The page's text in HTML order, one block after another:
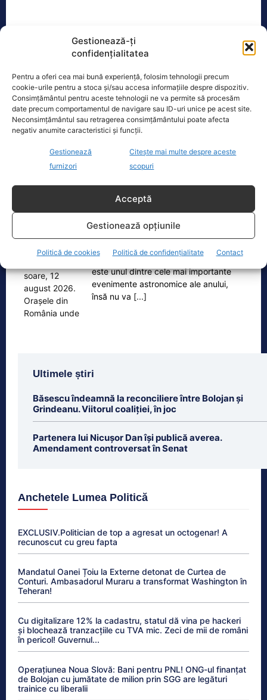
Gestionează-ți
confidențialitatea
Pentru a oferi cea mai bună experiență, folosim tehnologii precum
cookie-urile pentru a stoca și/sau accesa informațiile despre dispozitiv.
Consimțământul pentru aceste tehnologii ne va permite să procesăm
date precum comportamentul de navigare sau ID-uri unice pe acest site.
Neconsimțământul sau retragerea consimțământului poate afecta
negativ anumite caracteristici și funcții.
Gestionează
furnizori
Citește mai multe despre aceste
scopuri
Acceptă
Gestionează opțiunile
Politică de cookies Politică de confidențialitate Contact
decembrie 2024 nu mai este „piatră…
Călin Georgescu le-a mulțumit
susținătorilor care l-au așteptat astăzi
la Înalta Curte și a ținut să precizeze
că, din punctul
Eclipsa de soare, 12 august 2026. Orașele din România
unde va…
Eclipsa de soare din 12 august 2026
este unul dintre cele mai importante
evenimente astronomice ale anului,
însă nu va [...]
Ultimele știri
Băsescu îndeamnă la reconciliere între Bolojan și
Grindeanu. Viitorul coaliției, în joc
Partenera lui Nicușor Dan își publică averea.
Amendament controversat în Senat
Anchetele Lumea Politică
EXCLUSIV.Politician de top a agresat un octogenar! A
recunoscut cu greu fapta
Mandatul Oanei Țoiu la Externe detonat de Curtea de
Conturi. Ambasadorul Muraru a transformat Washington în
Teheran!
Cu digitalizare 12% la cadastru, statul dă vina pe hackeri
și blochează tranzacțiile cu TVA mic. Zeci de mii de români
în pericol! Guvernul...
Operațiunea Noua Slovă: Bani pentru PNL! ONG-ul finanțat
de Bolojan cu jumătate de milion prin SGG are legături
trainice cu liberalii